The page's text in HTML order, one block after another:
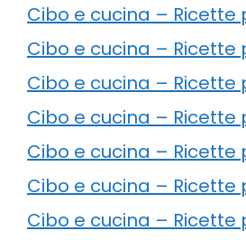
Cibo e cucina –
Cibo e cucina – Ricette
Cibo e cucina – Ricette
Cibo e cucina – Ricette
Cibo e cucina – Ricette
Cibo e cucina – Ricette
Cibo e cucina – Ricette